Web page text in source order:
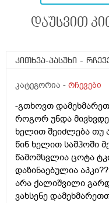
დაუსვით
კითხვა-პასუხი -
კატეგორია - რჩევები
-გთხოვთ
როგორ უნდა
ხელით შეიძლება თუ
წინ ხელით საშჰოში
წამომსვლია ცოტა
დაზინაებულია
არა ქალიშვილი
ვახსენე